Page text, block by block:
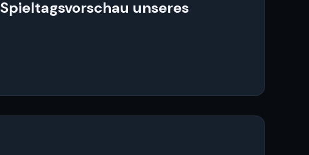
unseres